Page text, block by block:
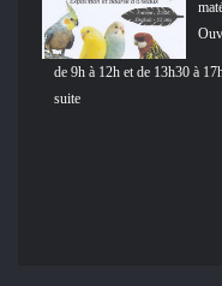
de 9h à 12h et de 13h30 à
suite